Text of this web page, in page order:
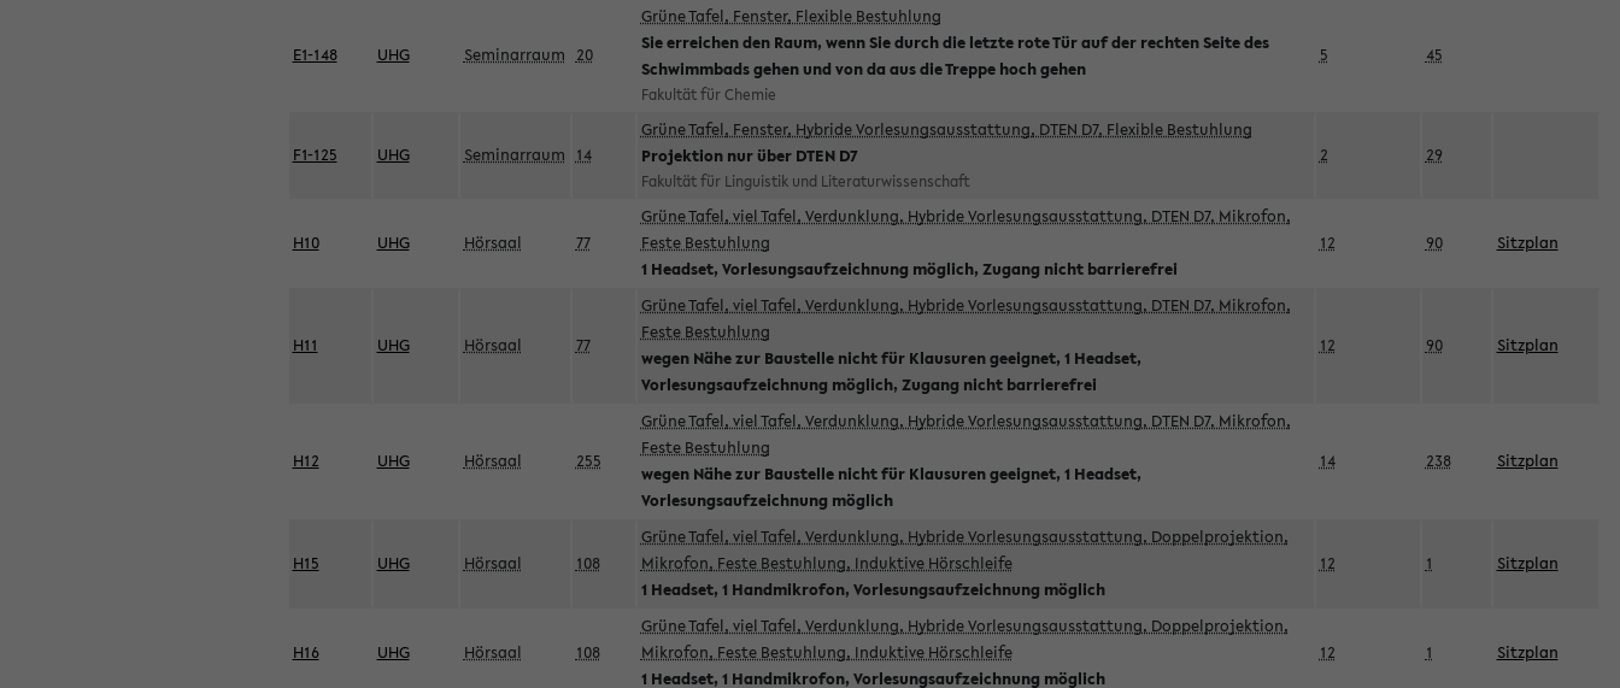
E1-148 UHG Seminarraum 20
Grüne Tafel, Fenster, Flexible Bestuhlung
Sie erreichen den Raum, wenn Sie durch die letzte rote Tür auf der rechten Seite des
Schwimmbads gehen und von da aus die Treppe hoch gehen
Fakultät für Chemie
5 45
F1-125 UHG Seminarraum 14
Grüne Tafel, Fenster, Hybride Vorlesungsausstattung, DTEN D7, Flexible Bestuhlung
Projektion nur über DTEN D7
Fakultät für Linguistik und Literaturwissenschaft
2 29
H10 UHG Hörsaal 77
Grüne Tafel, viel Tafel, Verdunklung, Hybride Vorlesungsausstattung, DTEN D7, Mikrofon,
Feste Bestuhlung
1 Headset, Vorlesungsaufzeichnung möglich, Zugang nicht barrierefrei
12 90 Sitzplan
H11 UHG Hörsaal 77
Grüne Tafel, viel Tafel, Verdunklung, Hybride Vorlesungsausstattung, DTEN D7, Mikrofon,
Feste Bestuhlung
wegen Nähe zur Baustelle nicht für Klausuren geeignet, 1 Headset,
Vorlesungsaufzeichnung möglich, Zugang nicht barrierefrei
12 90 Sitzplan
H12 UHG Hörsaal 255
Grüne Tafel, viel Tafel, Verdunklung, Hybride Vorlesungsausstattung, DTEN D7, Mikrofon,
Feste Bestuhlung
wegen Nähe zur Baustelle nicht für Klausuren geeignet, 1 Headset,
Vorlesungsaufzeichnung möglich
14 238 Sitzplan
H15 UHG Hörsaal 108
Grüne Tafel, viel Tafel, Verdunklung, Hybride Vorlesungsausstattung, Doppelprojektion,
Mikrofon, Feste Bestuhlung, Induktive Hörschleife
1 Headset, 1 Handmikrofon, Vorlesungsaufzeichnung möglich
12 1 Sitzplan
H16 UHG Hörsaal 108
Grüne Tafel, viel Tafel, Verdunklung, Hybride Vorlesungsausstattung, Doppelprojektion,
Mikrofon, Feste Bestuhlung, Induktive Hörschleife
1 Headset, 1 Handmikrofon, Vorlesungsaufzeichnung möglich
12 1 Sitzplan